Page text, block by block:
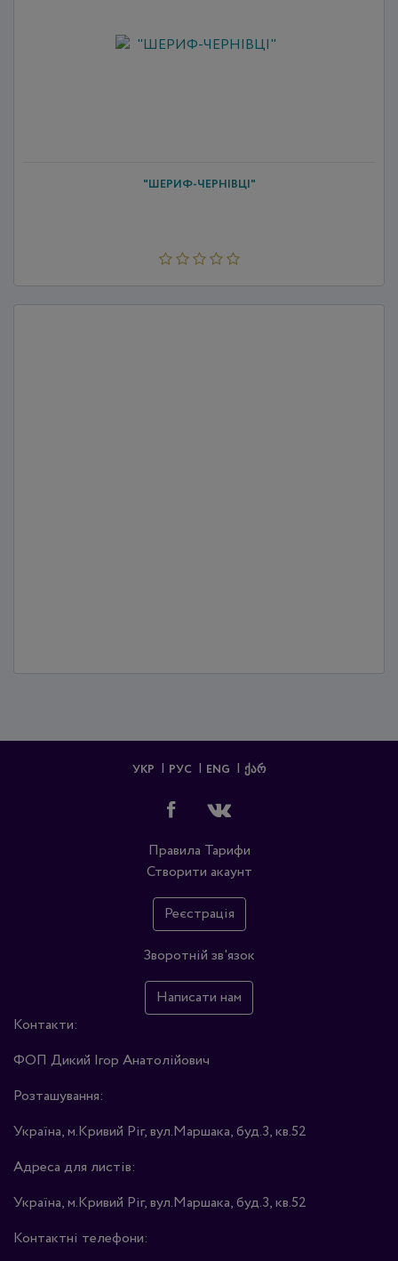
"ШЕРИФ-ЧЕРНІВЦІ"
УКР РУС ENG ᲥᲐᲠ
Правила Тарифи
Створити акаунт
Реєстрація
Зворотній зв'язок
Написати нам
Контакти:
ФОП Дикий Ігор Анатолійович
Розташування:
Україна, м.Кривий Ріг, вул.Маршака, буд.3, кв.52
Адреса для листів:
Україна, м.Кривий Ріг, вул.Маршака, буд.3, кв.52
Контактні телефони: